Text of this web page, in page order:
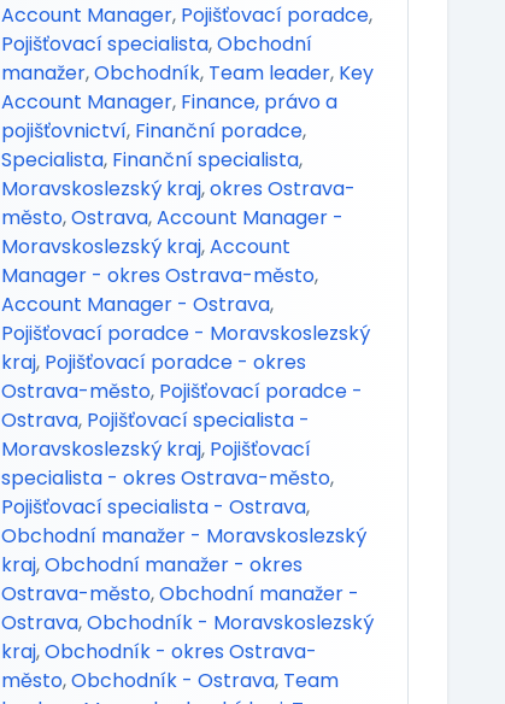
Account Manager, Pojišťovací poradce,
Pojišťovací specialista,Obchodní
manažer,Obchodník, Team leader, Key
Account Manager, Finance, právo a
pojišťovnictví, Finanční poradce,
Specialista, Finanční specialista,
Moravskoslezský kraj,okres Ostrava-
město,Ostrava,Account Manager -
Moravskoslezský kraj,Account
Manager - okres Ostrava-město,
Account Manager - Ostrava,
Pojišťovací poradce - Moravskoslezský
kraj, Pojišťovací poradce - okres
Ostrava-město, Pojišťovací poradce -
Ostrava, Pojišťovací specialista -
Moravskoslezský kraj, Pojišťovací
specialista - okres Ostrava-město,
Pojišťovací specialista - Ostrava,
Obchodní manažer - Moravskoslezský
kraj,Obchodní manažer - okres
Ostrava-město,Obchodní manažer -
Ostrava,Obchodník - Moravskoslezský
kraj,Obchodník - okres Ostrava-
město,Obchodník - Ostrava, Team